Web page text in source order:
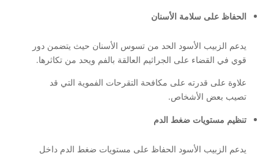
الحفاظ على سلامة الأسنان
يدعم الزبيب الأسود الحد من تسوس الأسنان حيث يتضمن دور
قوي في القضاء على الجراثيم العالقة بالفم ويحد من تكاثرها.
علاوة على قدرته على مكافحة التقرحات الفموية التي قد
تصيب بعض الأشخاص.
تنظيم مستويات ضغط الدم
يدعم الزبيب الأسود الحفاظ على مستويات ضغط الدم داخل